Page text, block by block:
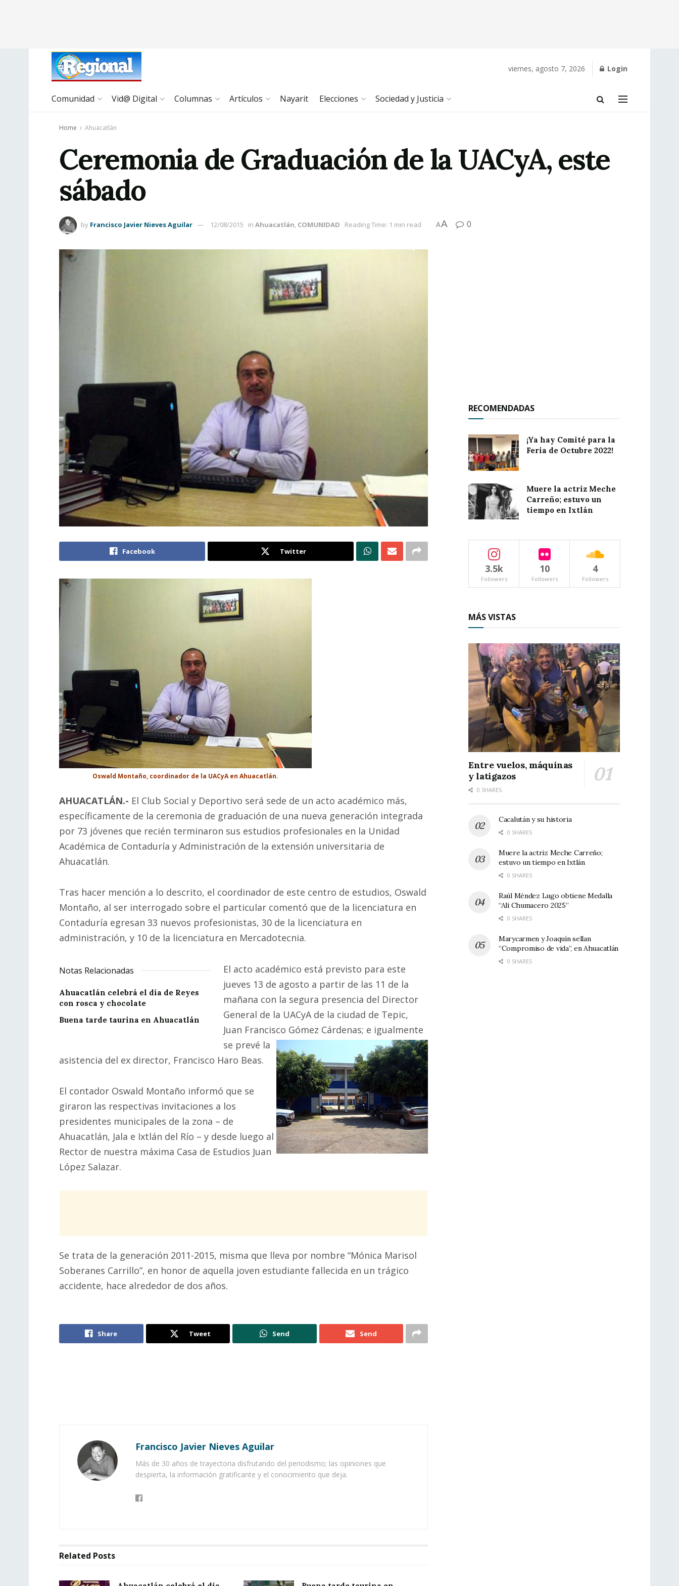
viernes, agosto 7, 2026 Login
Comunidad Vid@ Digital Columnas Artículos Nayarit Elecciones Sociedad y Justicia
Home Ahuacatlán
Ceremonia de Graduación de la UACyA, este
sábado
by Francisco Javier Nieves Aguilar 12/08/2015 in Ahuacatlán, COMUNIDAD Reading Time: 1 min read AA 0
Facebook Twitter
Oswald Montaño, coordinador de la UACyA en Ahuacatlán.
AHUACATLÁN.- El Club Social y Deportivo será sede de un acto académico más,
específicamente de la ceremonia de graduación de una nueva generación integrada
por 73 jóvenes que recién terminaron sus estudios profesionales en la Unidad
Académica de Contaduría y Administración de la extensión universitaria de
Ahuacatlán.
Tras hacer mención a lo descrito, el coordinador de este centro de estudios, Oswald
Montaño, al ser interrogado sobre el particular comentó que de la licenciatura en
Contaduría egresan 33 nuevos profesionistas, 30 de la licenciatura en
administración, y 10 de la licenciatura en Mercadotecnia.
Notas Relacionadas
Ahuacatlán celebrá el día de Reyes
con rosca y chocolate
Buena tarde taurina en Ahuacatlán
El acto académico está previsto para este
jueves 13 de agosto a partir de las 11 de la
mañana con la segura presencia del Director
General de la UACyA de la ciudad de Tepic,
Juan Francisco Gómez Cárdenas; e igualmente
se prevé la
asistencia del ex director, Francisco Haro Beas.
El contador Oswald Montaño informó que se
giraron las respectivas invitaciones a los
presidentes municipales de la zona – de
Ahuacatlán, Jala e Ixtlán del Río – y desde luego al
Rector de nuestra máxima Casa de Estudios Juan
López Salazar.
Se trata de la generación 2011-2015, misma que lleva por nombre “Mónica Marisol
Soberanes Carrillo”, en honor de aquella joven estudiante fallecida en un trágico
accidente, hace alrededor de dos años.
Share Tweet Send Send
Francisco Javier Nieves Aguilar
Más de 30 años de trayectoria disfrutando del periodismo; las opiniones que
despierta, la información gratificante y el conocimiento que deja.
Related Posts
RECOMENDADAS
¡Ya hay Comité para la
Feria de Octubre 2022!
Muere la actriz Meche
Carreño; estuvo un
tiempo en Ixtlán
3.5k
Followers
10
Followers
4
Followers
MÁS VISTAS
Entre vuelos, máquinas
y latigazos
0 SHARES
Cacalután y su historia
0 SHARES
Muere la actriz Meche Carreño;
estuvo un tiempo en Ixtlán
0 SHARES
Raúl Méndez Lugo obtiene Medalla
“Alí Chumacero 2025”
0 SHARES
Marycarmen y Joaquín sellan
“Compromiso de vida”, en Ahuacatlán
0 SHARES